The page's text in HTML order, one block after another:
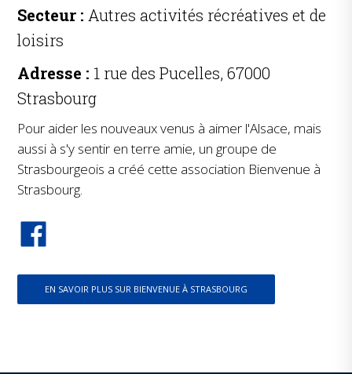
Secteur : Autres activités récréatives et de
loisirs
Adresse : 1 rue des Pucelles, 67000
Strasbourg
Pour aider les nouveaux venus à aimer l'Alsace, mais
aussi à s'y sentir en terre amie, un groupe de
Strasbourgeois a créé cette association Bienvenue à
Strasbourg.
EN SAVOIR PLUS SUR BIENVENUE À STRASBOURG